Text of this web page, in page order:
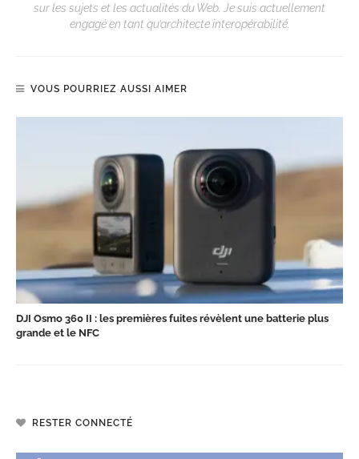
sur les sujets et les actualités du Web. Je suis actuellement
engagé en tant qu’architecte interopérabilité.
VOUS POURRIEZ AUSSI AIMER
DJI Osmo 360 II : les premières fuites révèlent une batterie plus
grande et le NFC
RESTER CONNECTÉ